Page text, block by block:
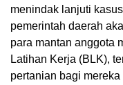
menindak lanjuti
pemerintah daerah
para mantan anggota
Latihan Kerja (BLK),
pertanian bagi